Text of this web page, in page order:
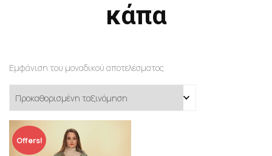
κάπα
Εμφάνιση του μοναδικού αποτελέσματος
Offers!